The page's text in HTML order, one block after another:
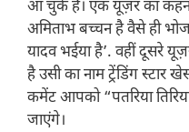
आ चुके हैं। एक यूज़र का
अमिताभ बच्चन है वैसे ही
यादव भईया है’. वहीं दूसरे
है उसी का नाम ट्रेंडिंग स्टार
कमेंट आपको “पतरिया
जाएंगे।